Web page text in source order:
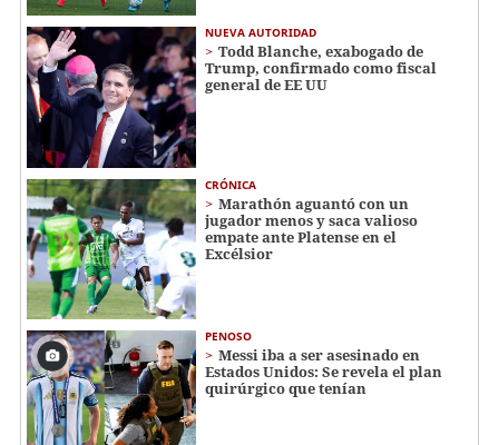
NUEVA AUTORIDAD
Todd Blanche, exabogado de
Trump, confirmado como fiscal
general de EE UU
CRÓNICA
Marathón aguantó con un
jugador menos y saca valioso
empate ante Platense en el
Excélsior
PENOSO
Messi iba a ser asesinado en
Estados Unidos: Se revela el plan
quirúrgico que tenían